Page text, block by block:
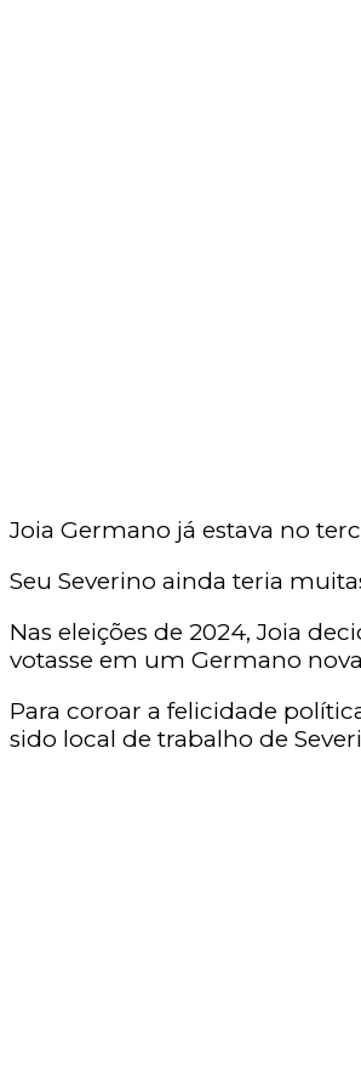
Joia Germano já estava no
Seu Severino ainda teria
Nas eleições de 2024, Joia
votasse em um Germano
Para coroar a felicidade
sido local de trabalho de